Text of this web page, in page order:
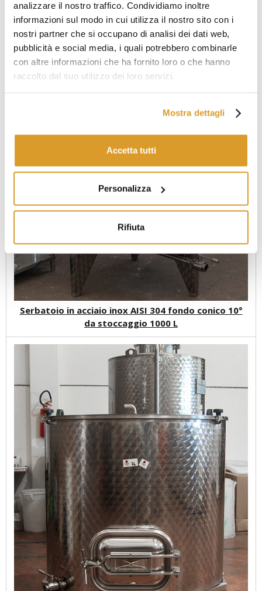
analizzare il nostro traffico. Condividiamo inoltre
informazioni sul modo in cui utilizza il nostro sito con i
nostri partner che si occupano di analisi dei dati web,
pubblicità e social media, i quali potrebbero combinarle
con altre informazioni che ha fornito loro o che hanno
raccolto dal suo utilizzo dei loro servizi.
Mostra dettagli
Accetta tutti
Personalizza
Rifiuta
Serbatoio in acciaio inox AISI 304 fondo conico 10°
da stoccaggio 1000 L